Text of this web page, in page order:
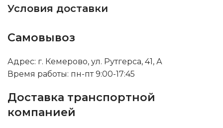
Условия доставки
Самовывоз
Адрес: г. Кемерово, ул. Рутгерса, 41, А
Время работы: пн-пт 9:00-17:45
Доставка транспортной
компанией